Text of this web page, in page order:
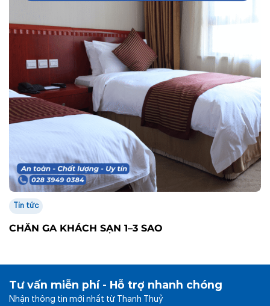
Tin tức
CHĂN GA KHÁCH SẠN 1–3 SAO
Tư vấn miễn phí - Hỗ trợ nhanh chóng
Nhận thông tin mới nhất từ Thanh Thuỷ